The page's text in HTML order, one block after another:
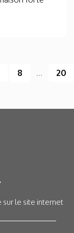
8 ...
20
sur le site internet